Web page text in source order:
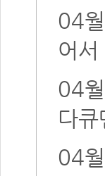
04
어
04
다
04